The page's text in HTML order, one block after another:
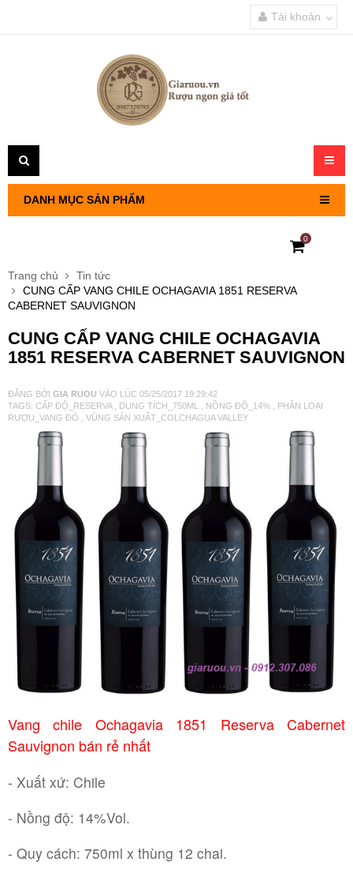
Tài khoản
DANH MỤC SẢN PHẨM
RƯỢU VANG CHILE
RƯỢU VANG Ý
RƯỢU VANG NGỌT
RƯỢU VANG BỊCH
RƯỢU VANG ÚC
RƯỢU VANG ÁO
RƯỢU SỮA
RƯỢU CHAMPANGNE
RƯỢU WHISKY
RƯỢU XO BRANDY
0
Trang chủ
Tin tức
CUNG CẤP VANG CHILE OCHAGAVIA 1851 RESERVA
CABERNET SAUVIGNON
CUNG CẤP VANG CHILE OCHAGAVIA
1851 RESERVA CABERNET SAUVIGNON
ĐĂNG BỞI GIA RUOU VÀO LÚC 05/25/2017 19:29:42
TAGS: CẤP ĐỘ_RESERVA DUNG TÍCH_750ML NỒNG ĐỘ_14%
PHÂN LOẠI
RƯỢU_VANG ĐỎ
VÙNG SẢN XUẤT_COLCHAGUA VALLEY
Vang chile Ochagavia 1851 Reserva Cabernet
Sauvignon bán rẻ nhất
- Xuất xứ: Chile
- Nồng độ: 14%Vol.
- Quy cách: 750ml x thùng 12 chai.